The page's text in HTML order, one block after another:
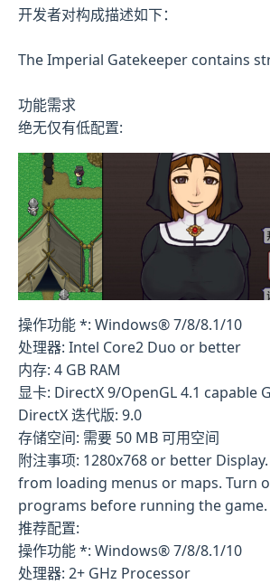
开发者对构成描述如下：
The Imperial Gatekeeper contains
功能需求
绝无仅有低配置:
操作功能 *: Windows® 7/8/8.1/10
处理器: Intel Core2 Duo or better
内存: 4 GB RAM
显卡: DirectX 9/OpenGL 4.1 capable
DirectX 迭代版: 9.0
存储空间: 需要 50 MB 可用空间
附注事项: 1280x768 or better
from loading menus or maps. Turn
programs before running the game.
推荐配置:
操作功能 *: Windows® 7/8/8.1/10
处理器: 2+ GHz Processor